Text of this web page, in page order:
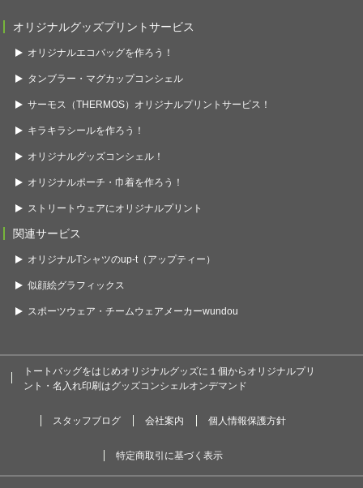
オリジナルグッズプリントサービス
オリジナルエコバッグを作ろう！
タンブラー・マグカップコンシェル
サーモス（THERMOS）オリジナルプリントサービス！
キラキラシールを作ろう！
オリジナルグッズコンシェル！
オリジナルポーチ・巾着を作ろう！
ストリートウェアにオリジナルプリント
関連サービス
オリジナルTシャツのup-t（アップティー）
似顔絵グラフィックス
スポーツウェア・チームウェアメーカーwundou
トートバッグをはじめオリジナルグッズに１個からオリジナルプリ
ント・名入れ印刷はグッズコンシェルオンデマンド
スタッフブログ 会社案内 個人情報保護方針
特定商取引に基づく表示